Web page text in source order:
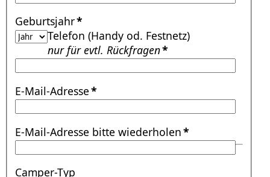
Geburtsjahr*
Telefon (Handy od. Festnetz)
nur für evtl. Rückfragen*
E-Mail-Adresse*
E-Mail-Adresse bitte wiederholen*
Camper-Typ